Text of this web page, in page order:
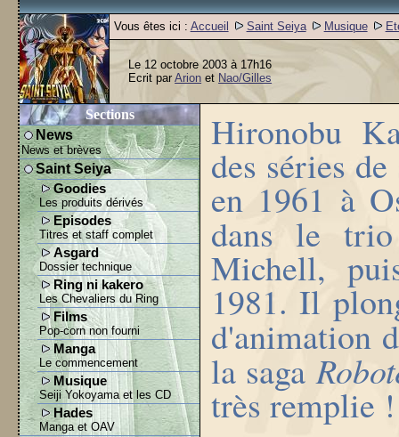
Vous êtes ici : Accueil Saint Seiya Musique
Le 12 octobre 2003 à 17h16
Ecrit parArion et Nao/Gilles
Sections
News
News et brèves
Saint Seiya
Goodies
Les produits dérivés
Episodes
Titres et staff complet
Asgard
Dossier technique
Ring ni kakero
Les Chevaliers du Ring
Films
Pop-corn non fourni
Manga
Le commencement
Musique
Seiji Yokoyama et les CD
Hades
Manga et OAV
Hironobu
des séries
en 1961 à
dans le
Michell,
1981. Il
d'animation
la saga
très remplie !